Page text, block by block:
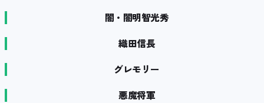
闇・闇明智光秀
織田信長
グレモリー
悪魔将軍